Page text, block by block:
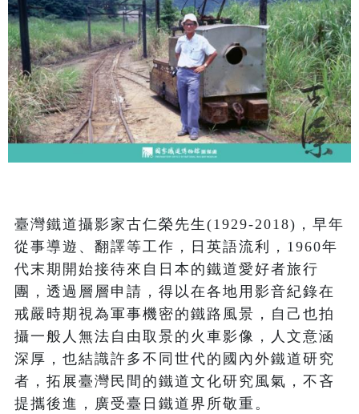
臺灣鐵道攝影家古仁榮先生(1929-2018)，早年
從事導遊、翻譯等工作，日英語流利，1960年
代末期開始接待來自日本的鐵道愛好者旅行
團，透過層層申請，得以在各地用影音紀錄在
戒嚴時期視為軍事機密的鐵路風景，自己也拍
攝一般人無法自由取景的火車影像，人文意涵
深厚，也結識許多不同世代的國內外鐵道研究
者，拓展臺灣民間的鐵道文化研究風氣，不吝